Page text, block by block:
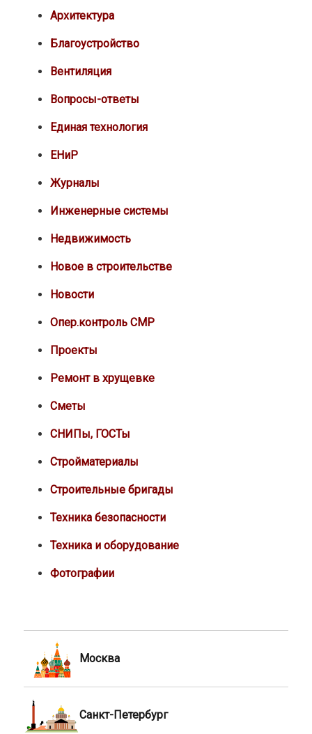
Архитектура
Благоустройство
Вентиляция
Вопросы-ответы
Единая технология
ЕНиР
Журналы
Инженерные системы
Недвижимость
Новое в строительстве
Новости
Опер.контроль СМР
Проекты
Ремонт в хрущевке
Сметы
СНИПы, ГОСТы
Стройматериалы
Строительные бригады
Техника безопасности
Техника и оборудование
Фотографии
Москва
Санкт-Петербург